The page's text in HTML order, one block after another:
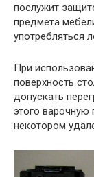
послужит
предмета
употребляться
При
поверхность
допускать
этого варочную
некотором